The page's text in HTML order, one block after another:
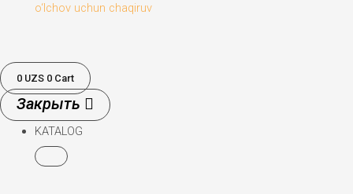
o‘lchov uchun chaqiruv
0 UZS 0 Cart
KATALOG